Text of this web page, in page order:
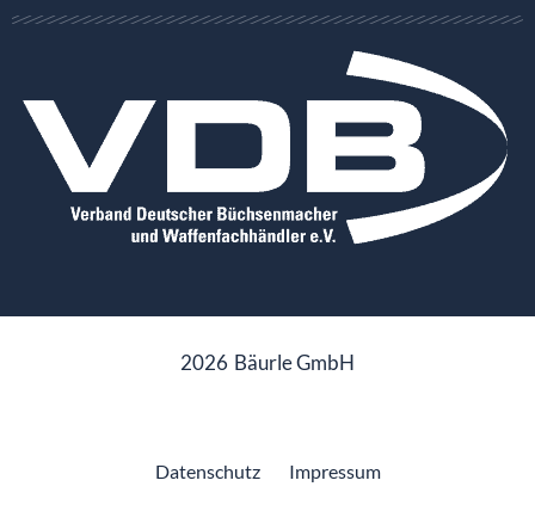
2026 Bäurle GmbH
Datenschutz Impressum